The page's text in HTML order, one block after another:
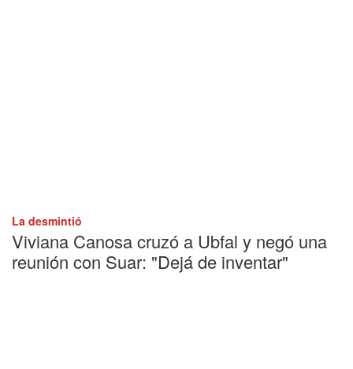
La desmintió
Viviana Canosa cruzó a Ubfal y negó una
reunión con Suar: "Dejá de inventar"